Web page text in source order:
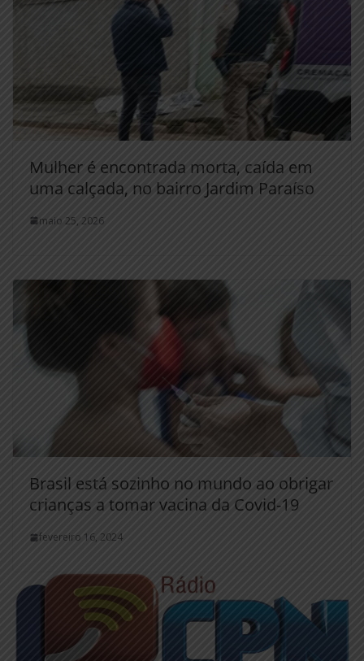
Mulher é encontrada morta, caída em
uma calçada, no bairro Jardim Paraíso
maio 25, 2026
Brasil está sozinho no mundo ao obrigar
crianças a tomar vacina da Covid-19
fevereiro 16, 2024